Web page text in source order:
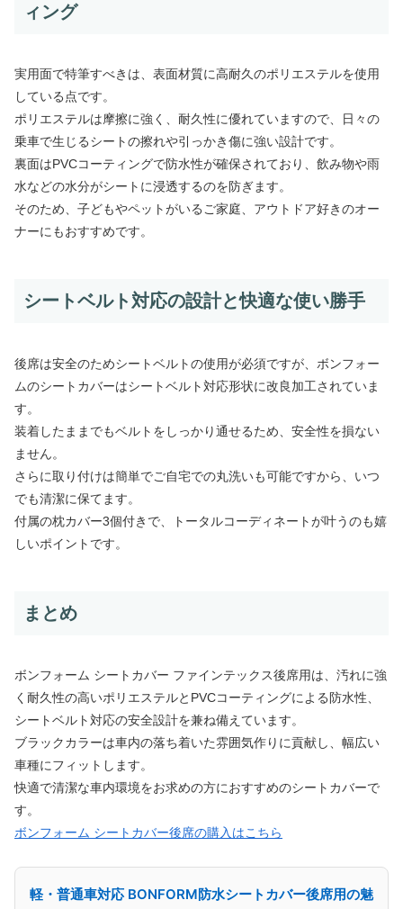
ィング
実用面で特筆すべきは、表面材質に高耐久のポリエステルを使用
している点です。
ポリエステルは摩擦に強く、耐久性に優れていますので、日々の
乗車で生じるシートの擦れや引っかき傷に強い設計です。
裏面はPVCコーティングで防水性が確保されており、飲み物や雨
水などの水分がシートに浸透するのを防ぎます。
そのため、子どもやペットがいるご家庭、アウトドア好きのオー
ナーにもおすすめです。
シートベルト対応の設計と快適な使い勝手
後席は安全のためシートベルトの使用が必須ですが、ボンフォー
ムのシートカバーはシートベルト対応形状に改良加工されていま
す。
装着したままでもベルトをしっかり通せるため、安全性を損ない
ません。
さらに取り付けは簡単でご自宅での丸洗いも可能ですから、いつ
でも清潔に保てます。
付属の枕カバー3個付きで、トータルコーディネートが叶うのも嬉
しいポイントです。
まとめ
ボンフォーム シートカバー ファインテックス後席用は、汚れに強
く耐久性の高いポリエステルとPVCコーティングによる防水性、
シートベルト対応の安全設計を兼ね備えています。
ブラックカラーは車内の落ち着いた雰囲気作りに貢献し、幅広い
車種にフィットします。
快適で清潔な車内環境をお求めの方におすすめのシートカバーで
す。
ボンフォーム シートカバー後席の購入はこちら
軽・普通車対応 BONFORM防水シートカバー後席用の魅